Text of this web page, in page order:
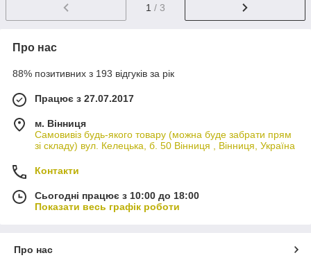
1 / 3
Про нас
88% позитивних з 193 відгуків за рік
Працює з 27.07.2017
м. Вінниця
Самовивіз будь-якого товару (можна буде забрати прям
зі складу) вул. Келецька, б. 50 Вінниця , Вінниця, Україна
Контакти
Сьогодні працює з 10:00 до 18:00
Показати весь графік роботи
Про нас